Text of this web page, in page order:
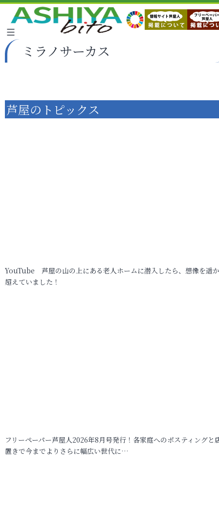
ミラノサーカス
芦屋のトピックス
YouTube 芦屋の山の上にある老人ホームに潜入したら、想像を遥
超えていました！
フリーペーパー芦屋人2026年8月号発行！各家庭へのポスティングと
置きで今までよりさらに幅広い世代に…